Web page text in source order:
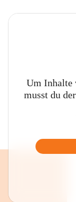
Um Inhalte
musst du